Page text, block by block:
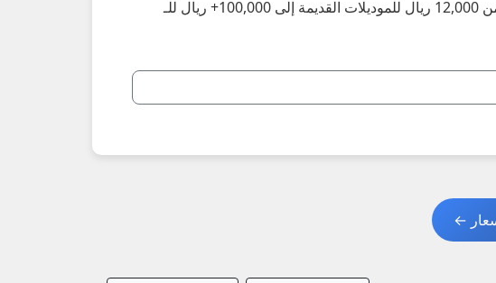
مسقط، صلالة، صحار، نزوى، بركاء، السيب، بوشر، مطرح، البريمي، الدقم وكل الولايات – أسعار تبدأ من 12,000 ريال للموديلات القديمة إلى 100,000+ ريال للـ
←